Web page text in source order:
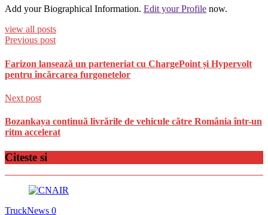
Add your Biographical Information. Edit your Profile now.
view all posts
Previous post
Farizon lansează un parteneriat cu ChargePoint și Hypervolt
pentru încărcarea furgonetelor
Next post
Bozankaya continuă livrările de vehicule către România într-un
ritm accelerat
Citeste si
TruckNews 0